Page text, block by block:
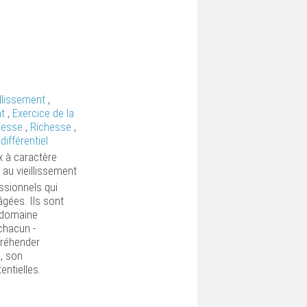
,
, Exercice de la
, Richesse ,
à caractère
vieillissement
qui
Ils sont
-
son